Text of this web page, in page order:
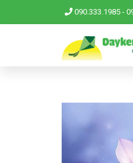
090.333.1985 -